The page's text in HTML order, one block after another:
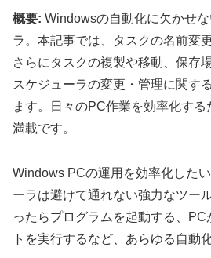
概要: Windowsの自動化に欠かせ
ラ。本記事では、タスクの名前変
さらにタスクの複製や移動、保存
スケジューラの変更・管理に関す
ます。日々のPC作業を効率化す
満載です。
Windows PCの運用を効率化した
ーラは避けて通れない強力なツー
ったらプログラムを起動する、
トを実行するなど、あらゆる自動